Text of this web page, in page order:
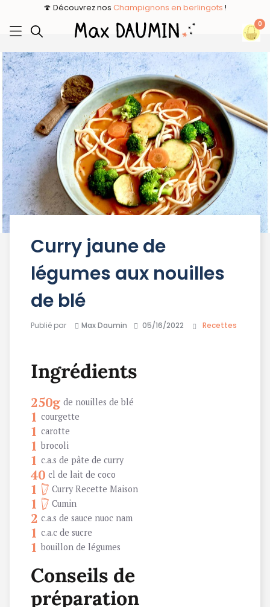
🍄 Découvrez nos Champignons en berlingots !
0
Curry jaune de
légumes aux nouilles
de blé
Publié par Max Daumin 05/16/2022 Recettes
Ingrédients
250g de nouilles de blé
1 courgette
1 carotte
1 brocoli
1 c.a.s de pâte de curry
40 cl de lait de coco
1 Curry Recette Maison
1 Cumin
2 c.a.s de sauce nuoc nam
1 c.a.c de sucre
1 bouillon de légumes
Conseils de
préparation